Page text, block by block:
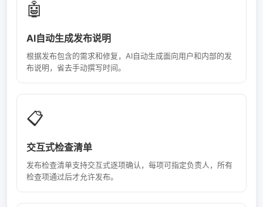
🤖
AI自动生成发布说明
根据发布包含的需求和修复，AI自动生成面向用户和内部的发
布说明，省去手动撰写时间。
📋
交互式检查清单
发布检查清单支持交互式逐项确认，每项可指定负责人，所有
检查项通过后才允许发布。